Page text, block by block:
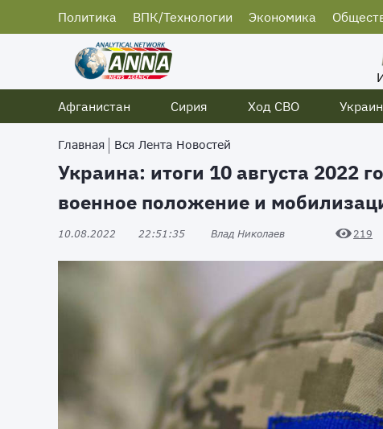
Политика ВПК/Технологии Экономика
Афганистан
Сирия Ход СВО
Главная Вся Лента Новостей
Украина: итоги 10 августа 2022
военное положение и
10.08.2022 22:51:35 Влад Николаев 219